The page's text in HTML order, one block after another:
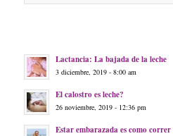
Lactancia: La bajada de la leche
3 diciembre, 2019 - 8:00 am
El calostro es leche?
26 noviembre, 2019 - 12:36 pm
Estar embarazada es como